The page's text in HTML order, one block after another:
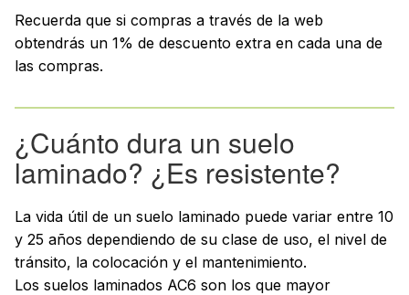
Recuerda que si compras a través de la web
obtendrás un 1% de descuento extra en cada una de
las compras.
¿Cuánto dura un suelo
laminado? ¿Es resistente?
La vida útil de un suelo laminado puede variar entre 10
y 25 años dependiendo de su clase de uso, el nivel de
tránsito, la colocación y el mantenimiento.
Los suelos laminados AC6 son los que mayor